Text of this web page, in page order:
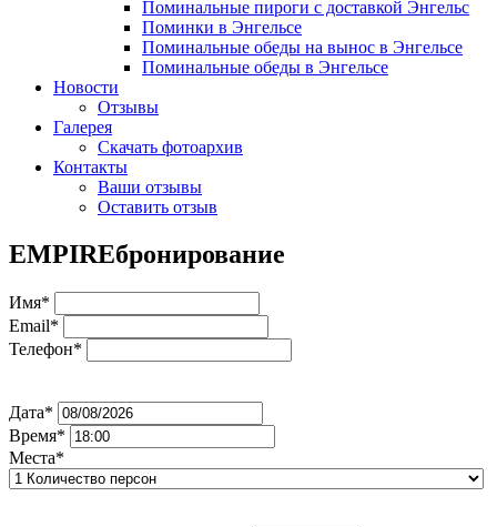
Поминальные пироги с доставкой Энгельс
Поминки в Энгельсе
Поминальные обеды на вынос в Энгельсе
Поминальные обеды в Энгельсе
Новости
Отзывы
Галерея
Скачать фотоархив
Контакты
Ваши отзывы
Оставить отзыв
EMPIREбронирование
Имя*
Email*
Телефон*
Дата*
Время*
Места*